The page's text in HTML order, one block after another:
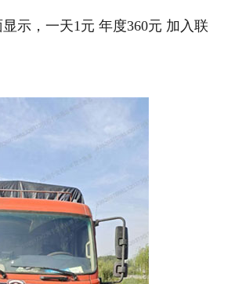
示，一天1元 年度360元 加入联